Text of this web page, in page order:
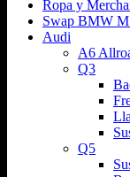
Ropa y
Swap BMW
Audi
A6
Q3
Q5